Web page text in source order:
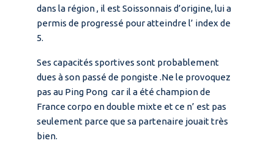
dans la région , il est Soissonnais d’origine, lui a
permis de progressé pour atteindre l’ index de
5.
Ses capacités sportives sont probablement
dues à son passé de pongiste .Ne le provoquez
pas au Ping Pong car il a été champion de
France corpo en double mixte et ce n’ est pas
seulement parce que sa partenaire jouait très
bien.